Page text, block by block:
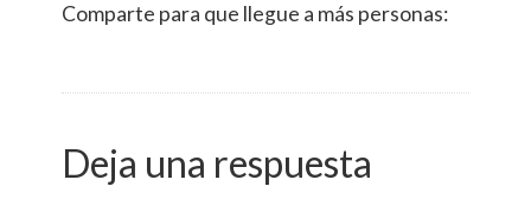
Comparte para que llegue a más personas:
Deja una respuesta